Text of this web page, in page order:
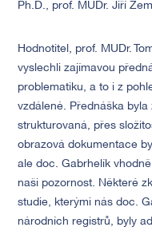
Ph.D., prof. MUDr. Jiří
Hodnotitel, prof. MUDr.
vyslechli zajímavou
problematiku, a to i z
vzdálené. Přednáška
strukturovaná, přes
obrazová dokumentace
ale doc. Gabrhelík
naši pozornost. Některé
studie, kterými nás doc.
národních registrů, byly